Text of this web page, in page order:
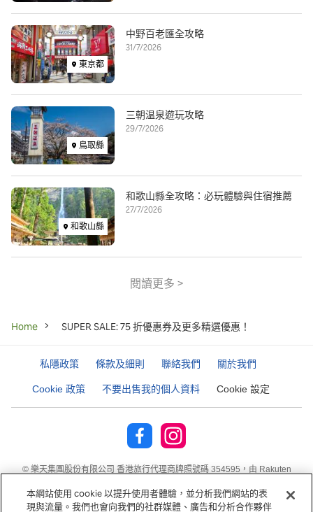
Image
東京都
中野百老匯全攻略
31/7/2026
Image
鳥取縣
三朝温泉遊玩攻略
29/7/2026
Image
和歌山縣
和歌山縣全攻略：必玩體驗與住宿推薦
27/7/2026
閱讀更多 >
Breadcrumb
Home SUPER SALE: 75 折優惠券及更多精選優惠！
私隱政策 條款及細則 聯絡我們 關於我們
Cookie 政策 不要出售我的個人資料 Cookie 設定
© 樂天集團股份有限公司 香港旅行代理商牌照號碼 354595，由 Rakuten
本網站使用 cookie 以提升使用者體驗，並分析我們網站的表
現與流量。我們也會向我們的社群媒體、廣告和分析合作夥伴